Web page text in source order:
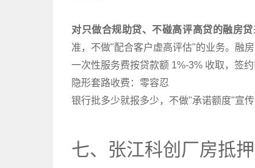
对只做合规助贷、不碰高评高贷的融房贷
准，不做"配合客户虚高评估"的业务。融房
一次性服务费按贷款额 1%-3% 收取，签
隐形套路收费：零容忍
银行批多少就报多少，不做"承诺额度"宣传
七、张江科创厂房抵